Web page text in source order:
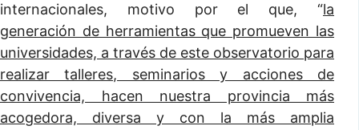
internacionales, motivo por el que, “la
generación de herramientas que promueven las
universidades, a través de este observatorio para
realizar talleres, seminarios y acciones de
convivencia, hacen nuestra provincia más
acogedora, diversa y con la más amplia